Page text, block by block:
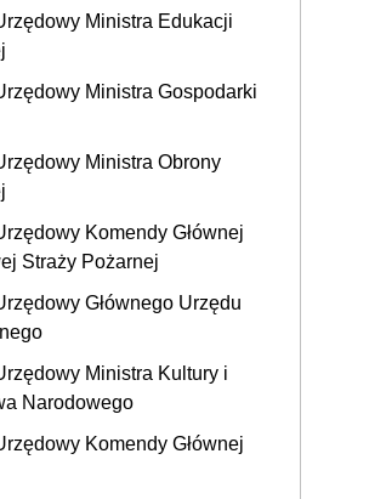
Ministra Edukacji
Ministra Gospodarki
Ministra Obrony
Komendy Głównej
Straży Pożarnej
Głównego Urzędu
Ministra Kultury i
Narodowego
Komendy Głównej